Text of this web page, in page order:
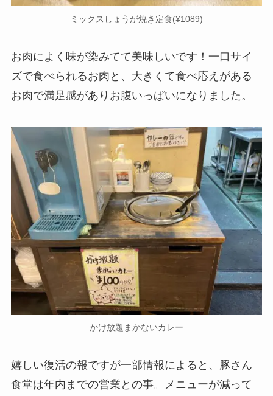
ミックスしょうが焼き定食(¥1089)
お肉によく味が染みてて美味しいです！一口サイ
ズで食べられるお肉と、大きくて食べ応えがある
お肉で満足感がありお腹いっぱいになりました。
かけ放題まかないカレー
嬉しい復活の報ですが一部情報によると、豚さん
食堂は年内までの営業との事。メニューが減って